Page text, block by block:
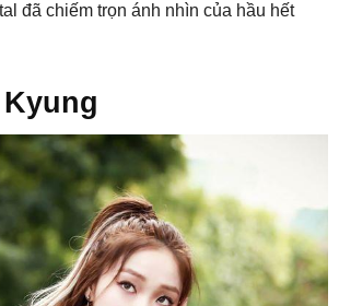
đã chiếm trọn ánh nhìn của hầu hết